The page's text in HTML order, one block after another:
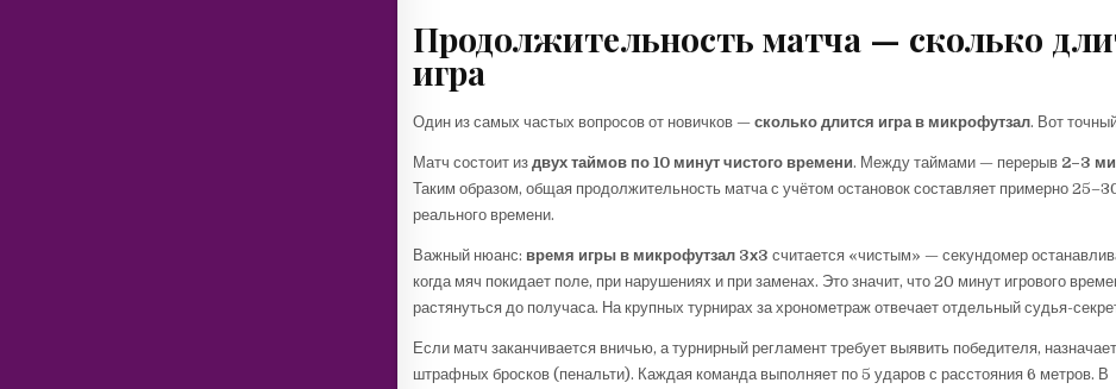
Продолжительность матча — сколько
игра
Один из самых частых вопросов от новичков —сколько длится игра в микрофутзал. Вот
Матч состоит издвух таймов по 10 минут чистого времени. Между таймами — перерыв 2–3
Таким образом, общая продолжительность матча с учётом остановок составляет примерно
реального времени.
Важный нюанс: время игры в микрофутзал 3х3 считается «чистым» — секундомер
когда мяч покидает поле, при нарушениях и при заменах. Это значит, что 20 минут игрового
растянуться до получаса. На крупных турнирах за хронометраж отвечает отдельный судья-
Если матч заканчивается вничью, а турнирный регламент требует выявить победителя,
штрафных бросков (пенальти). Каждая команда выполняет по 5 ударов с расстояния 6 метров. В